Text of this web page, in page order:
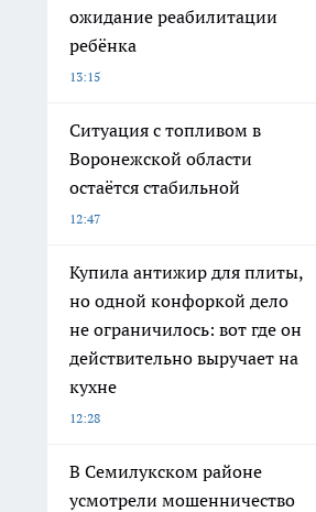
ожидание реабилитации
ребёнка
13:15
Ситуация с топливом в
Воронежской области
остаётся стабильной
12:47
Купила антижир для плиты,
но одной конфоркой дело
не ограничилось: вот где он
действительно выручает на
кухне
12:28
В Семилукском районе
усмотрели мошенничество